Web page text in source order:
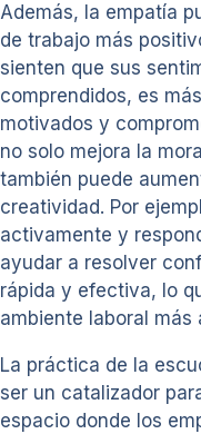
Además, la empatía
de trabajo más
sienten que sus
comprendidos, es
motivados y
no solo mejora la
también puede
creatividad. Por
activamente y
ayudar a resolver
rápida y efectiva, lo
ambiente laboral más
La práctica de la
ser un catalizador
espacio donde los